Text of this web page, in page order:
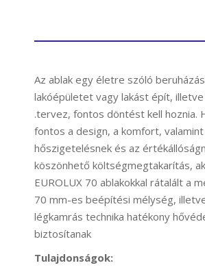
Az ablak egy életre szóló
lakóépületet vagy lakást épít,
.tervez, fontos döntést kell hoznia.
fontos a design, a komfort,
hőszigetelésnek és az
köszönhető költségmegtakarítás,
EUROLUX 70 ablakokkal rátalált a
70 mm-es beépítési mélység,
légkamrás technika hatékony
biztosítanak
Tulajdonságok: